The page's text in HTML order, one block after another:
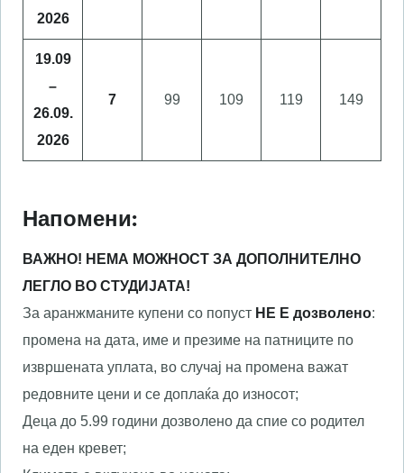
2026
19.09
–
26.09.
2026
7 99 109 119 149
Напомени:
ВАЖНО! НЕМА МОЖНОСТ ЗА ДОПОЛНИТЕЛНО
ЛЕГЛО ВО СТУДИЈАТА!
За аранжманите купени со попуст НЕ Е дозволено:
промена на дата, име и презиме на патниците по
извршената уплата, во случај на промена важат
редовните цени и се доплаќа до износот;
Деца до 5.99 години дозволено да спие со родител
на еден кревет;